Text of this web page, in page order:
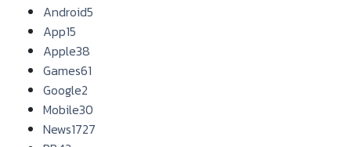
Android5
App15
Apple38
Games61
Google2
Mobile30
News1727